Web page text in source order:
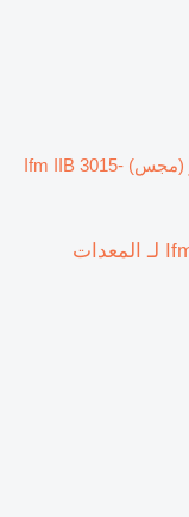
أداة الاستشعار (مجس) Ifm IIB 3015-
أداة الاستشعار (مجس) Ifm IIB 3015-BPKG لـ المعدات